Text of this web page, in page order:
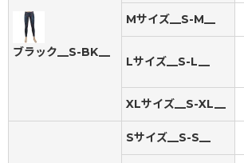
ブラック__S-BK__
Mサイズ__S-M__
Lサイズ__S-L__
XLサイズ__S-XL__
Sサイズ__S-S__